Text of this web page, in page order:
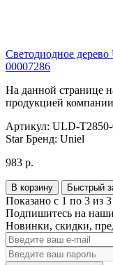
Светодиодное
00007286
На данной странице
продукцией
Артикул: ULD-
Star Бренд: Uniel
983 р.
В корзину Быстрый
Показано с 1 по 3 из
Подпишитесь на
Новинки, скидки,